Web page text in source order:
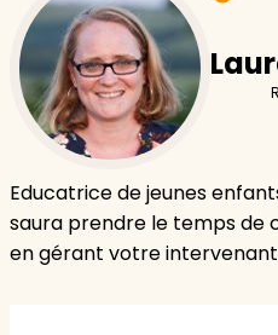
Educatrice de jeunes
saura prendre le temps de
en gérant votre